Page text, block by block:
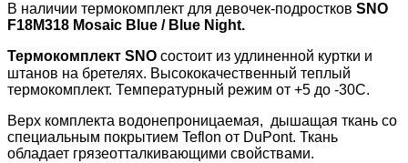
В наличии термокомплект для девочек-подростков SNO
F18M318 Mosaic Blue / Blue Night.
Термокомплект SNO состоит из удлиненной куртки и
штанов на бретелях. Высококачественный теплый
термокомплект. Температурный режим от +5 до -30С.
Верх комплекта водонепроницаемая, дышащая ткань со
специальным покрытием Teflon от DuPont. Ткань
обладает грязеотталкивающими свойствами.